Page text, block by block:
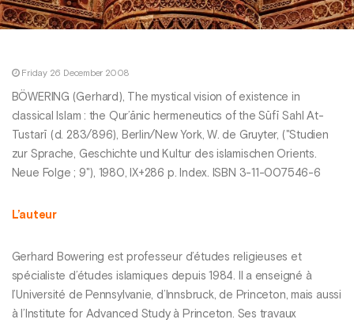
Friday 26 December 2008
BÖWERING (Gerhard), The mystical vision of existence in
classical Islam : the Qur’ānic hermeneutics of the Sūfī Sahl At-
Tustarī (d. 283/896), Berlin/New York, W. de Gruyter, ("Studien
zur Sprache, Geschichte und Kultur des islamischen Orients.
Neue Folge ; 9"), 1980, IX+286 p. Index. ISBN 3-11-007546-6
L’auteur
Gerhard Bowering est professeur d’études religieuses et
spécialiste d’études islamiques depuis 1984. Il a enseigné à
l’Université de Pennsylvanie, d’Innsbruck, de Princeton, mais aussi
à l’Institute for Advanced Study à Princeton. Ses travaux